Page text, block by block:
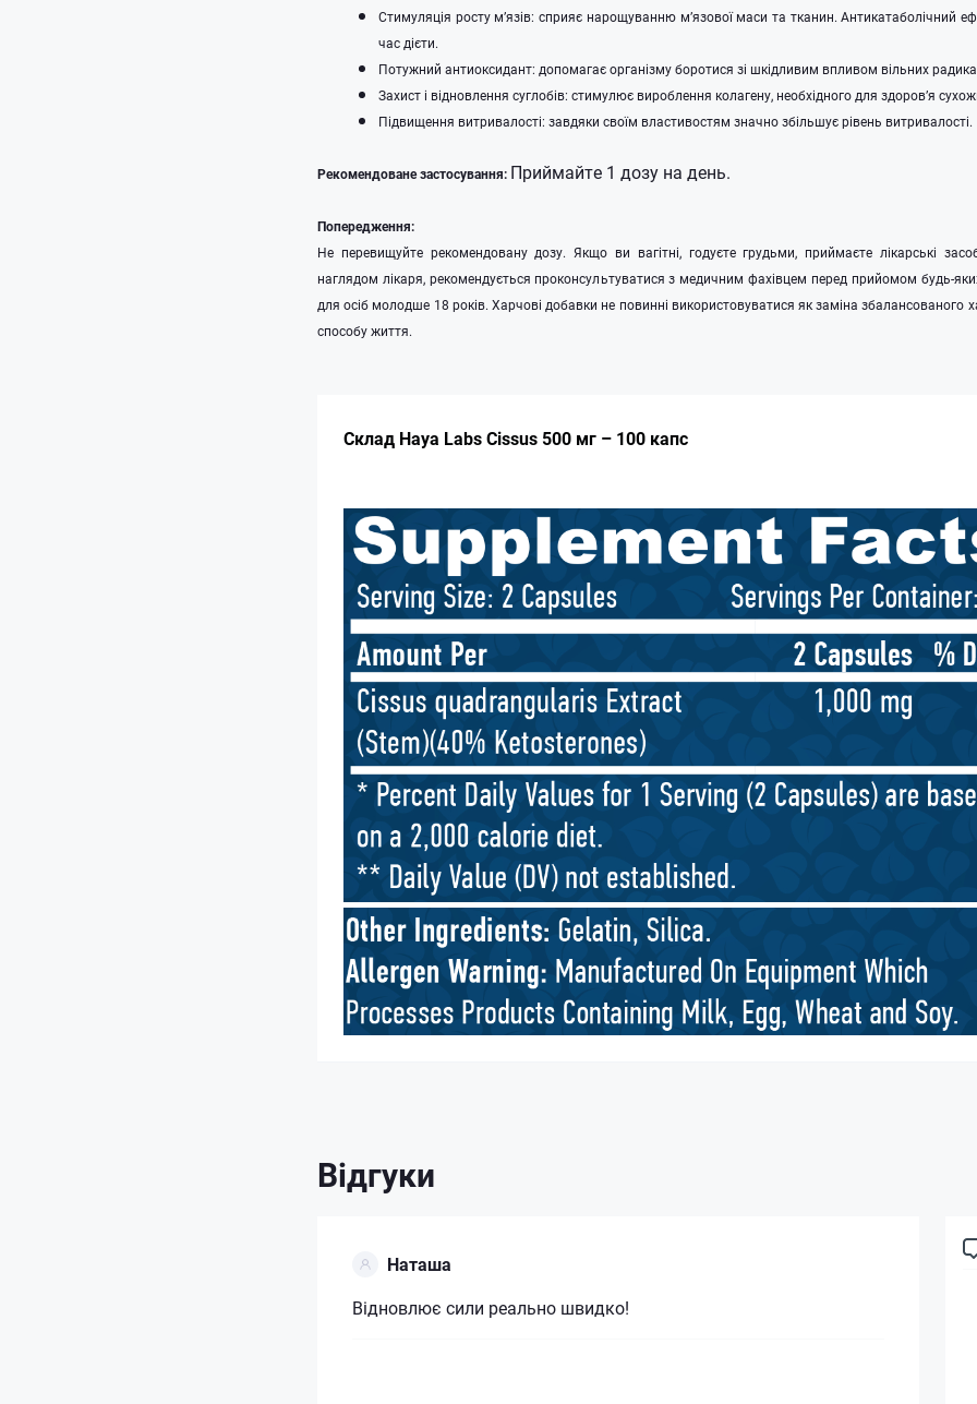
Стимуляція росту м’язів: сприяє нарощуванню м’язової маси та тканин. Антикатаболічний
час дієти.
Потужний антиоксидант: допомагає організму боротися зі шкідливим впливом вільних
Захист і відновлення суглобів: стимулює вироблення колагену, необхідного для здоров’я
Підвищення витривалості: завдяки своїм властивостям значно збільшує рівень витривалості.
Рекомендоване застосування: Приймайте 1 дозу на день.
Попередження:
Не перевищуйте рекомендовану дозу. Якщо ви вагітні, годуєте грудьми, приймаєте лікарські
наглядом лікаря, рекомендується проконсультуватися з медичним фахівцем перед прийомом будь-
для осіб молодше 18 років. Харчові добавки не повинні використовуватися як заміна збалансованого
способу життя.
Склад Haya Labs Cissus 500 мг – 100 капс
Відгуки
Наташа
Відновлює сили реально швидко!